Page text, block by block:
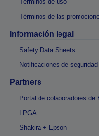
Términos de uso
Términos de las
Información legal
Safety Data Sheets
Notificaciones de seguridad
Partners
Portal de colaboradores de
LPGA
Shakira + Epson